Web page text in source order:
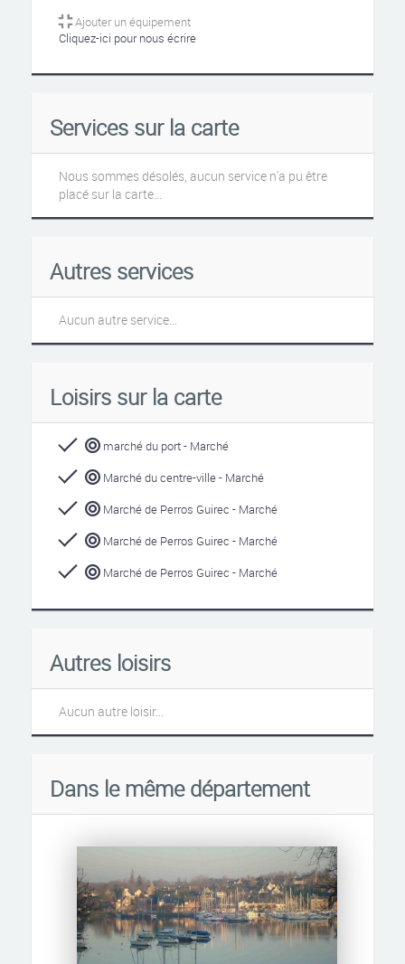
Ajouter un équipement
Cliquez-ici pour nous écrire
Services sur la carte
Nous sommes désolés, aucun service n'a pu être
placé sur la carte...
Autres services
Aucun autre service...
Loisirs sur la carte
marché du port - Marché
Marché du centre-ville - Marché
Marché de Perros Guirec - Marché
Marché de Perros Guirec - Marché
Marché de Perros Guirec - Marché
Autres loisirs
Aucun autre loisir...
Dans le même département